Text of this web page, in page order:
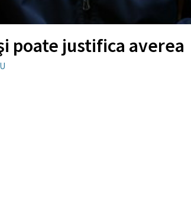
poate justifica averea